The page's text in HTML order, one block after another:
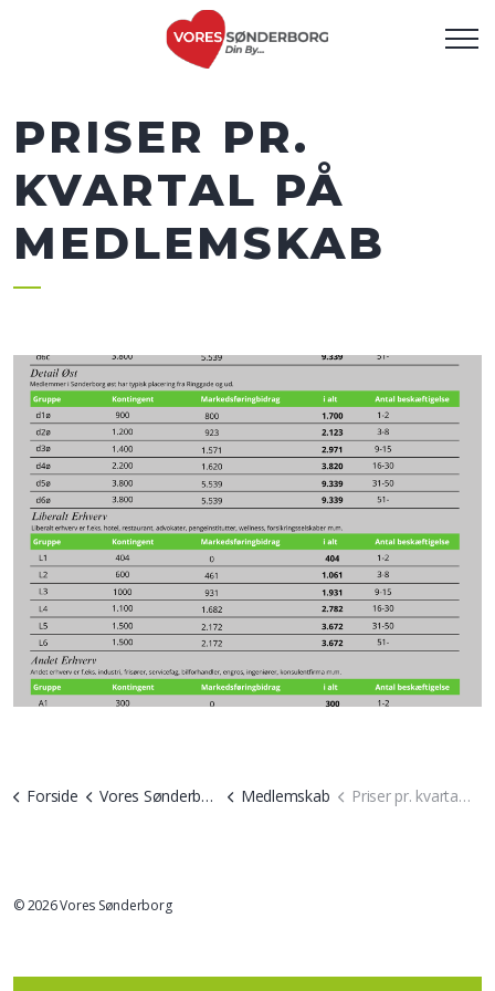
PRISER PR.
KVARTAL PÅ
MEDLEMSKAB
Forside Vores Sønderborg Medlemskab Priser pr. kvartal på medlemskab
© 2026 Vores Sønderborg